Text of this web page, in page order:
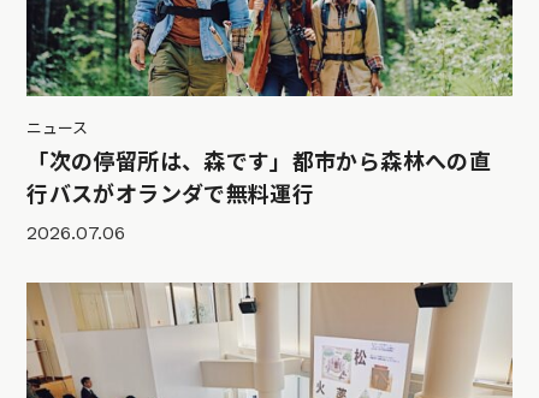
ニュース
「次の停留所は、森です」都市から森林への直
行バスがオランダで無料運行
2026.07.06